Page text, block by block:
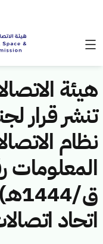
هيئة
تنشر قرار
نظام
ق/
اتحاد